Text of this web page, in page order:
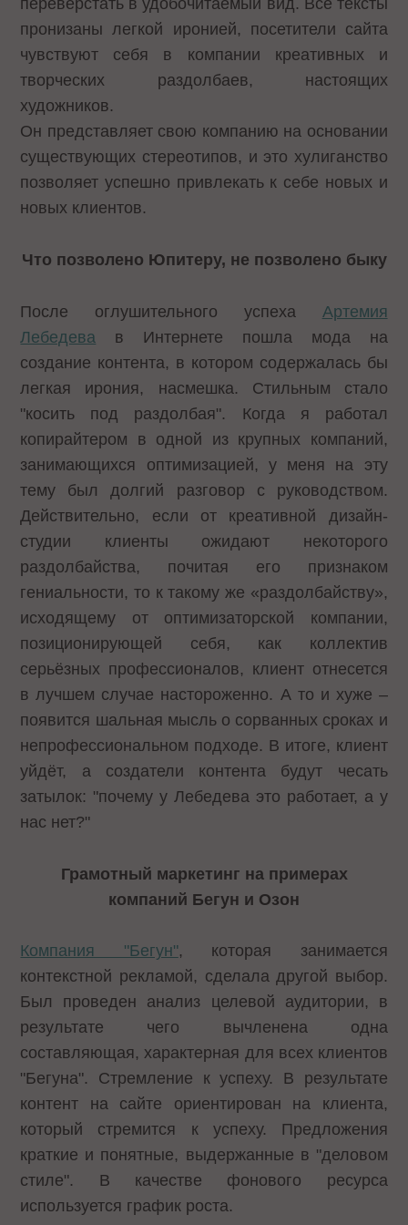
переверстать в удобочитаемый вид. Все тексты
пронизаны легкой иронией, посетители сайта
чувствуют себя в компании креативных и
творческих раздолбаев, настоящих
художников.
Он представляет свою компанию на основании
существующих стереотипов, и это хулиганство
позволяет успешно привлекать к себе новых и
новых клиентов.
Что позволено Юпитеру, не позволено быку
После оглушительного успеха Артемия
Лебедева в Интернете пошла мода на
создание контента, в котором содержалась бы
легкая ирония, насмешка. Стильным стало
"косить под раздолбая". Когда я работал
копирайтером в одной из крупных компаний,
занимающихся оптимизацией, у меня на эту
тему был долгий разговор с руководством.
Действительно, если от креативной дизайн-
студии клиенты ожидают некоторого
раздолбайства, почитая его признаком
гениальности, то к такому же «раздолбайству»,
исходящему от оптимизаторской компании,
позиционирующей себя, как коллектив
серьёзных профессионалов, клиент отнесется
в лучшем случае настороженно. А то и хуже –
появится шальная мысль о сорванных сроках и
непрофессиональном подходе. В итоге, клиент
уйдёт, а создатели контента будут чесать
затылок: "почему у Лебедева это работает, а у
нас нет?"
Грамотный маркетинг на примерах
компаний Бегун и Озон
Компания "Бегун", которая занимается
контекстной рекламой, сделала другой выбор.
Был проведен анализ целевой аудитории, в
результате чего вычленена одна
составляющая, характерная для всех клиентов
"Бегуна". Стремление к успеху. В результате
контент на сайте ориентирован на клиента,
который стремится к успеху. Предложения
краткие и понятные, выдержанные в "деловом
стиле". В качестве фонового ресурса
используется график роста.